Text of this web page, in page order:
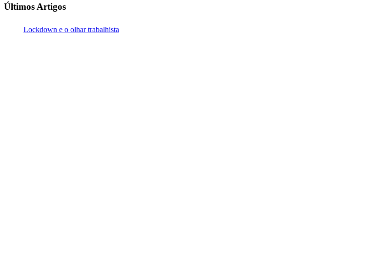
Últimos Artigos
Lockdown e o olhar trabalhista